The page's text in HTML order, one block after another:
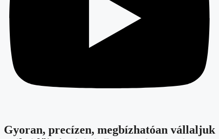
Gyoran, precízen, megbízhatóan vállaljuk